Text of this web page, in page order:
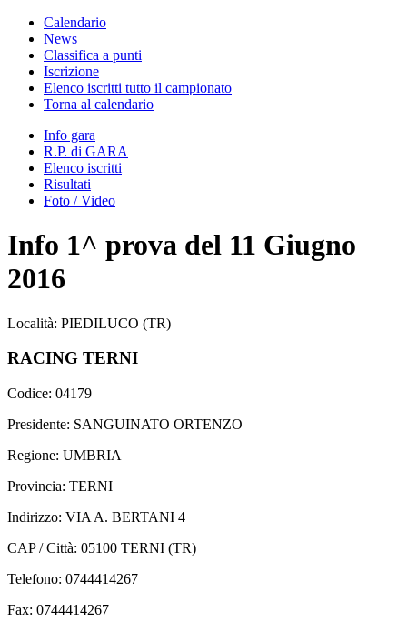
Calendario
News
Classifica a punti
Iscrizione
Elenco iscritti tutto il campionato
Torna al calendario
Info gara
R.P. di GARA
Elenco iscritti
Risultati
Foto / Video
Info 1^ prova del 11 Giugno
2016
Località: PIEDILUCO (TR)
RACING TERNI
Codice: 04179
Presidente: SANGUINATO ORTENZO
Regione: UMBRIA
Provincia: TERNI
Indirizzo: VIA A. BERTANI 4
CAP / Città: 05100 TERNI (TR)
Telefono: 0744414267
Fax: 0744414267